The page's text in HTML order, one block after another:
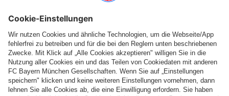
Folge uns
Zahlung & Lieferung